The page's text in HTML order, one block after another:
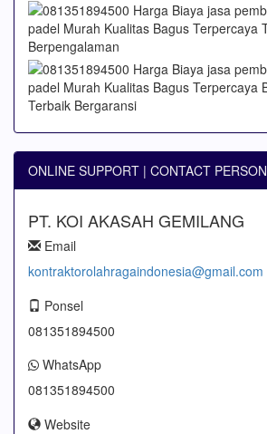
ONLINE SUPPORT | CONTACT PERSON
PT. KOI AKASAH GEMILANG
Email
kontraktorolahragaindonesia@gmail.com
Ponsel
081351894500
WhatsApp
081351894500
Website